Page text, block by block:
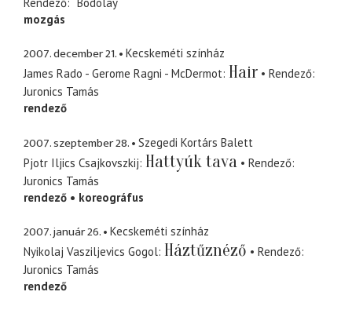
mozgás
2007. december 21.
Kecskeméti színház
James Rado - Gerome Ragni - McDermot Hair
Rendező
Juronics Tamás
rendező
2007. szeptember 28.
Szegedi Kortárs Balett
Pjotr Iljics Csajkovszkij Hattyúk tava
Rendező
Juronics Tamás
rendező
koreográfus
2007. január 26.
Kecskeméti színház
Nyikolaj Vasziljevics Gogol Háztűznéző
Rendező
Juronics Tamás
rendező